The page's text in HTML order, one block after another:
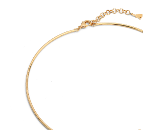
312,00 €